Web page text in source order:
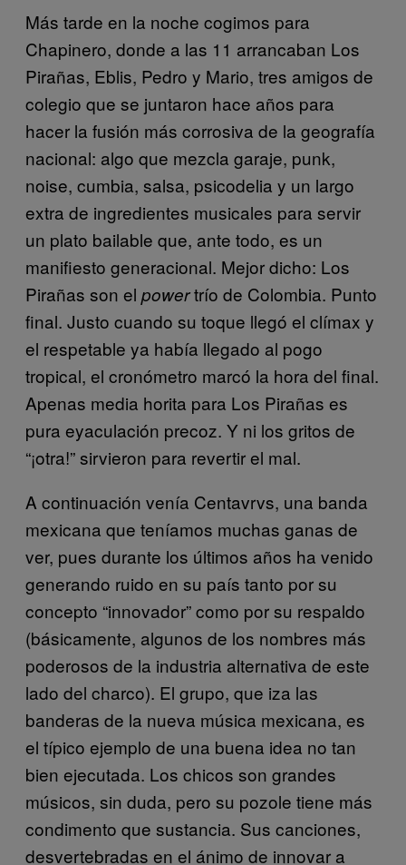
Más tarde en la noche cogimos para
Chapinero, donde a las 11 arrancaban Los
Pirañas, Eblis, Pedro y Mario, tres amigos de
colegio que se juntaron hace años para
hacer la fusión más corrosiva de la geografía
nacional: algo que mezcla garaje, punk,
noise, cumbia, salsa, psicodelia y un largo
extra de ingredientes musicales para servir
un plato bailable que, ante todo, es un
manifiesto generacional. Mejor dicho: Los
Pirañas son el powertrío de Colombia. Punto
final. Justo cuando su toque llegó el clímax y
el respetable ya había llegado al pogo
tropical, el cronómetro marcó la hora del final.
Apenas media horita para Los Pirañas es
pura eyaculación precoz. Y ni los gritos de
“¡otra!” sirvieron para revertir el mal.
A continuación venía Centavrvs, una banda
mexicana que teníamos muchas ganas de
ver, pues durante los últimos años ha venido
generando ruido en su país tanto por su
concepto “innovador” como por su respaldo
(básicamente, algunos de los nombres más
poderosos de la industria alternativa de este
lado del charco). El grupo, que iza las
banderas de la nueva música mexicana, es
el típico ejemplo de una buena idea no tan
bien ejecutada. Los chicos son grandes
músicos, sin duda, pero su pozole tiene más
condimento que sustancia. Sus canciones,
desvertebradas en el ánimo de innovar a